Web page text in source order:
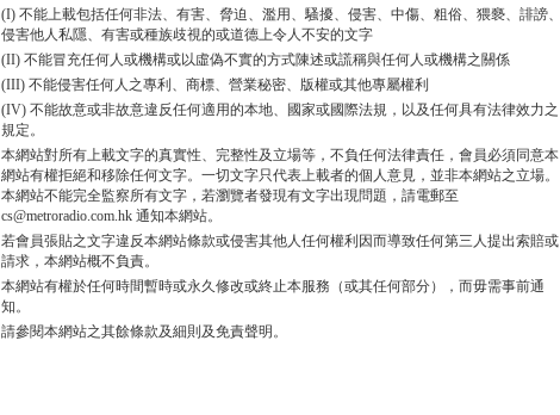
(I) 不能上載包括任何非法、有害、脅迫、濫用、騷擾、侵害、中傷、粗俗、猥褻、誹謗、
侵害他人私隱、有害或種族歧視的或道德上令人不安的文字
(II) 不能冒充任何人或機構或以虛偽不實的方式陳述或謊稱與任何人或機構之關係
(III) 不能侵害任何人之專利、商標、營業秘密、版權或其他專屬權利
(IV) 不能故意或非故意違反任何適用的本地、國家或國際法規，以及任何具有法律效力之
規定。
本網站對所有上載文字的真實性、完整性及立場等，不負任何法律責任，會員必須同意本
網站有權拒絕和移除任何文字。一切文字只代表上載者的個人意見，並非本網站之立場。
本網站不能完全監察所有文字，若瀏覽者發現有文字出現問題，請電郵至
cs@metroradio.com.hk 通知本網站。
若會員張貼之文字違反本網站條款或侵害其他人任何權利因而導致任何第三人提出索賠或
請求，本網站概不負責。
本網站有權於任何時間暫時或永久修改或終止本服務（或其任何部分），而毋需事前通
知。
請參閱本網站之其餘條款及細則及免責聲明。